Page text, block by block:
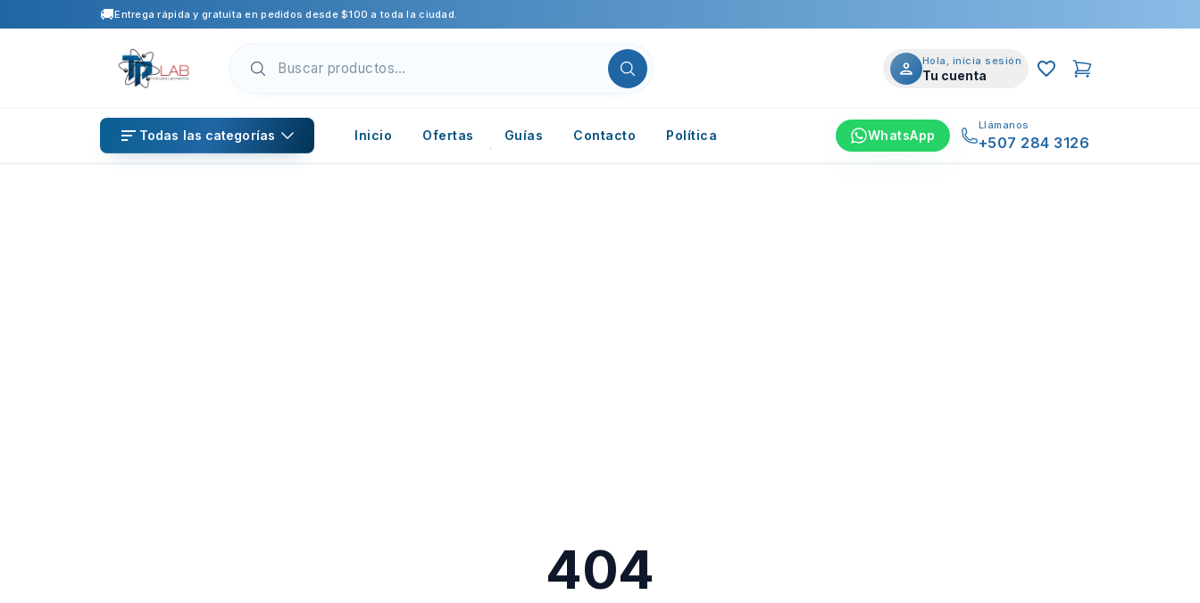
🚚Entrega rápida y gratuita en pedidos desde $100 a toda la ciudad.
Hola, inicia sesión
Tu cuenta
Todas las categorías Inicio Ofertas Guías Contacto Política WhatsApp
Llámanos
+507 284 3126
404